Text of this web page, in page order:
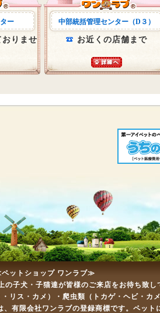
ー
りませ
中部統括管理センター（D３）
お近くの店舗まで
ットショップ ワンラブ≫
の子犬・子猫達が皆様のご来店をお待ち致
リス・カメ）・爬虫類（トカゲ・ヘビ・
、有限会社ワンラブの登録商標です。ペッ